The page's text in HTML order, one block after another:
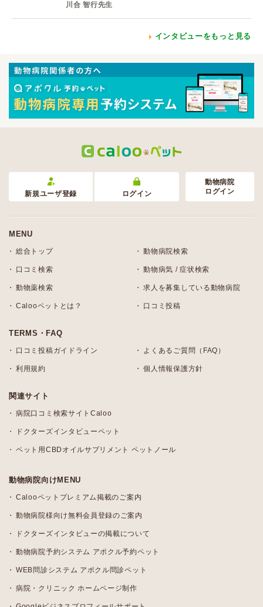
川合 智行先生
インタビューをもっと見る
新規ユーザ登録 ログイン
動物病院
ログイン
MENU
総合トップ 動物病院検索
口コミ検索 動物病気 / 症状検索
動物薬検索 求人を募集している動物病院
Calooペットとは？ 口コミ投稿
TERMS・FAQ
口コミ投稿ガイドライン よくあるご質問（FAQ）
利用規約 個人情報保護方針
関連サイト
病院口コミ検索サイトCaloo
ドクターズインタビューペット
ペット用CBDオイルサプリメント ペットノール
動物病院向けMENU
Calooペットプレミアム掲載のご案内
動物病院様向け無料会員登録のご案内
ドクターズインタビューの掲載について
動物病院予約システム アポクル予約ペット
WEB問診システム アポクル問診ペット
病院・クリニック ホームページ制作